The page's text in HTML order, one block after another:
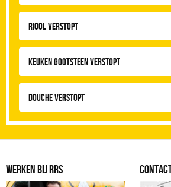
Riool Verstopt
Keuken Gootsteen Verstopt
Douche Verstopt
WERKEN BIJ RRS